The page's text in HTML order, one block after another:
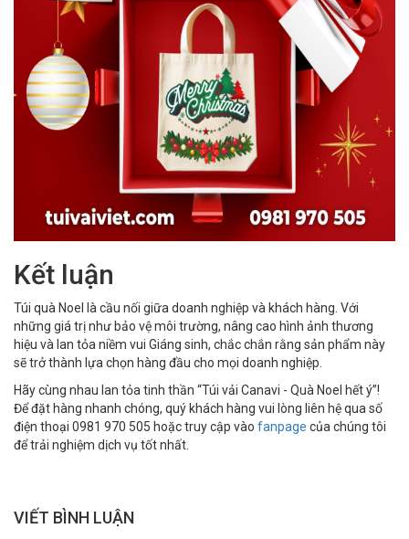
Kết luận
Túi quà Noel là cầu nối giữa doanh nghiệp và khách hàng. Với
những giá trị như bảo vệ môi trường, nâng cao hình ảnh thương
hiệu và lan tỏa niềm vui Giáng sinh, chắc chắn rằng sản phẩm này
sẽ trở thành lựa chọn hàng đầu cho mọi doanh nghiệp.
Hãy cùng nhau lan tỏa tinh thần “Túi vải Canavi - Quà Noel hết ý”!
Để đặt hàng nhanh chóng, quý khách hàng vui lòng liên hệ qua số
điện thoại 0981 970 505 hoặc truy cập vào fanpage của chúng tôi
để trải nghiệm dịch vụ tốt nhất.
VIẾT BÌNH LUẬN